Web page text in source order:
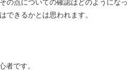
の点についての確認はどのようにな
できるかとは思われます。
者です。